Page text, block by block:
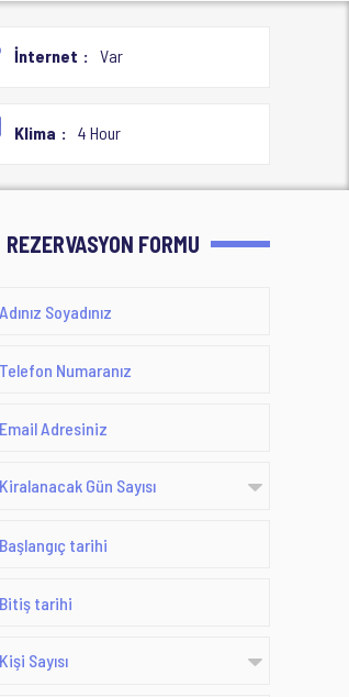
İnternet Var
Klima 4 Hour
REZERVASYON FORMU